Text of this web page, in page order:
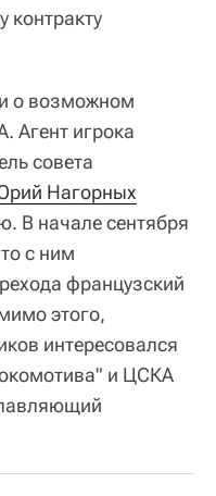
контракту
о возможном
Агент игрока
совета
Нагорных
В начале сентября
с ним
французский
этого,
интересовался
и ЦСКА